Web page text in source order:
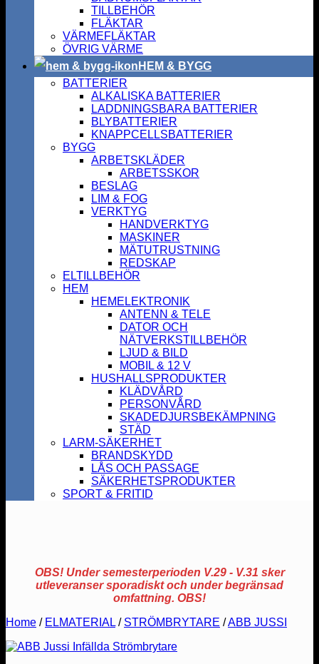
TILLBEHÖR
FLÄKTAR
VÄRMEFLÄKTAR
ÖVRIG VÄRME
HEM & BYGG
BATTERIER
ALKALISKA BATTERIER
LADDNINGSBARA BATTERIER
BLYBATTERIER
KNAPPCELLSBATTERIER
BYGG
ARBETSKLÄDER
ARBETSSKOR
BESLAG
LIM & FOG
VERKTYG
HANDVERKTYG
MASKINER
MÄTUTRUSTNING
REDSKAP
ELTILLBEHÖR
HEM
HEMELEKTRONIK
ANTENN & TELE
DATOR OCH
NÄTVERKSTILLBEHÖR
LJUD & BILD
MOBIL & 12 V
HUSHALLSPRODUKTER
KLÄDVÅRD
PERSONVÅRD
SKADEDJURSBEKÄMPNING
STÄD
LARM-SÄKERHET
BRANDSKYDD
LÅS OCH PASSAGE
SÄKERHETSPRODUKTER
SPORT & FRITID
OBS! Under semesterperioden V.29 - V.31 sker
utleveranser sporadiskt och under begränsad
omfattning. OBS!
Home / ELMATERIAL / STRÖMBRYTARE /ABB JUSSI